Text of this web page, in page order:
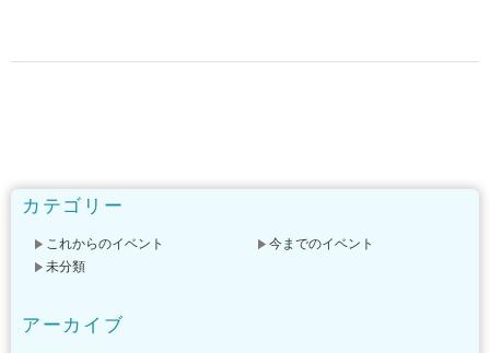
カテゴリー
これからのイベント
今までのイベント
未分類
アーカイブ